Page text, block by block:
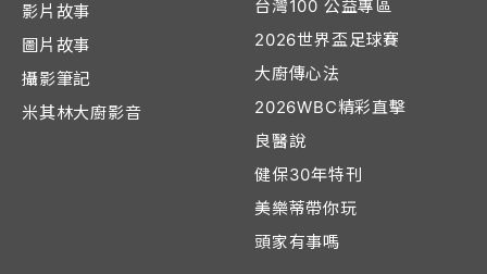
影片故事
圖片故事
攝影筆記
米其林大廚影音
台灣100 公益專區
2026世界盃足球賽
大廚傳心法
2026WBC精彩直擊
良醫說
健保30年特刊
美樂蒂帶你玩
頭家有事嗎